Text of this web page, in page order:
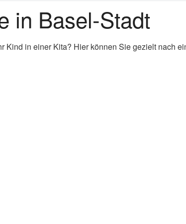
in Basel-Stadt
Kind in einer Kita? Hier können Sie gezielt nach